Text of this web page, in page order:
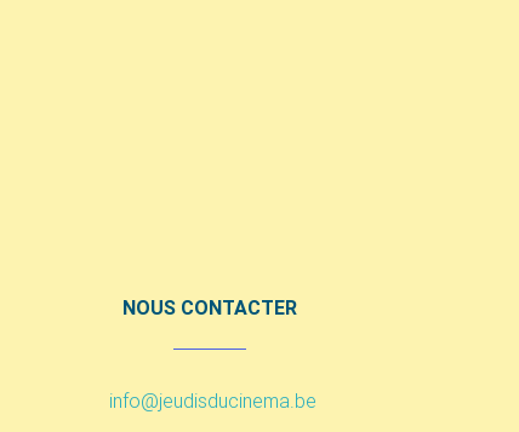
NOUS CONTACTER
info@jeudisducinema.be